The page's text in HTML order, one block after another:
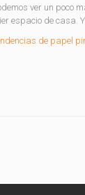
ver un poco
espacio de casa.
de papel